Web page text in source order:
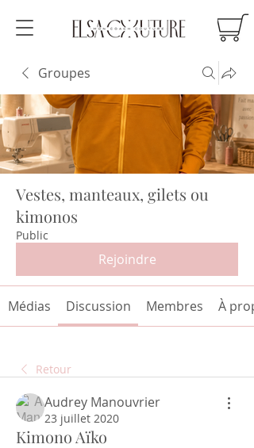
Groupes
Vestes, manteaux, gilets ou
kimonos
Public
Rejoindre
Médias Discussion Membres À
Retour
Audrey Manouvrier
23 juillet 2020
Kimono Aïko